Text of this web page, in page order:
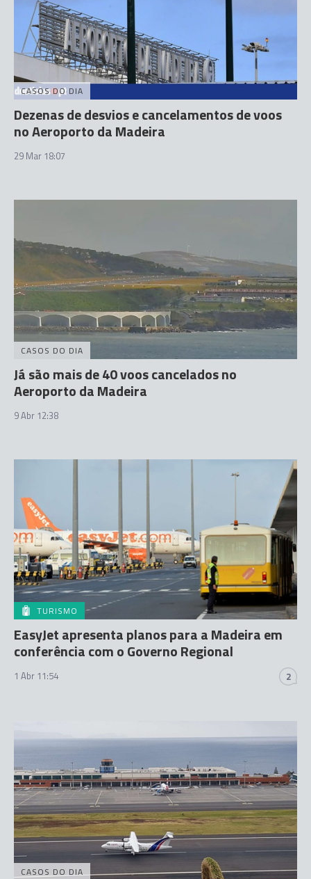
CASOS DO DIA
Dezenas de desvios e cancelamentos de voos
no Aeroporto da Madeira
29 Mar 18:07
CASOS DO DIA
Já são mais de 40 voos cancelados no
Aeroporto da Madeira
9 Abr 12:38
TURISMO
EasyJet apresenta planos para a Madeira em
conferência com o Governo Regional
1 Abr 11:54 2
CASOS DO DIA